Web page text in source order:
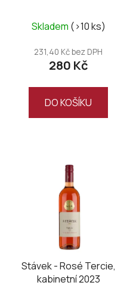
Skladem (>10 ks)
231,40 Kč bez DPH
280 Kč
DO KOŠÍKU
Stávek - Rosé Tercie,
kabinetní 2023